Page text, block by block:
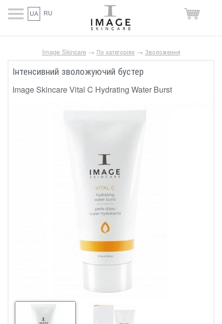
UA RU
Image Skincare → По категоріях → Зволоження
Інтенсивний зволожуючий бустер
Image Skincare Vital C Hydrating Water Burst